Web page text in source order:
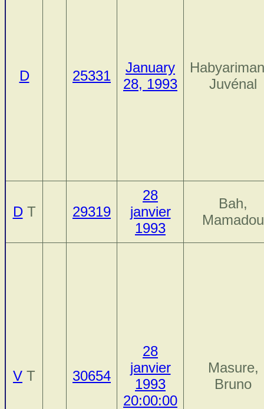
D 25331
January
28, 1993
Juvénal
DT 29319
28
janvier
1993
Bah,
Mamadou
V T 30654
28
janvier
1993
20:00:00
Masure,
Bruno